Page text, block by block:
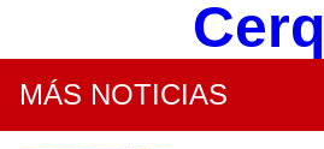
MÁS NOTICIAS